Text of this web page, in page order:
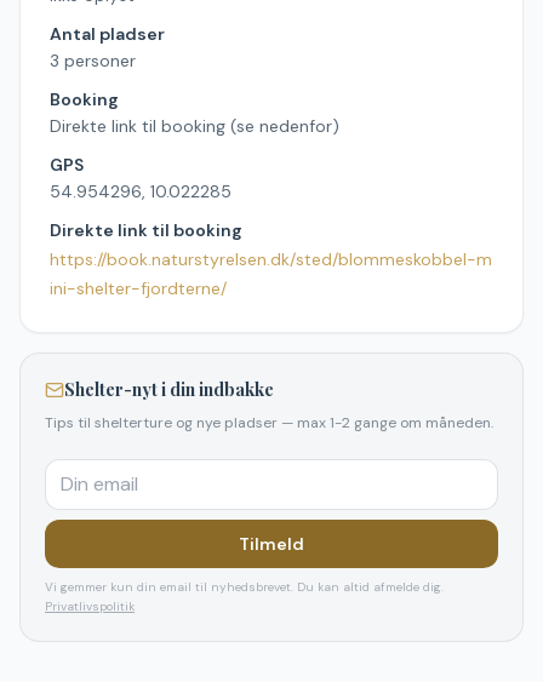
Antal pladser
3 personer
Booking
Direkte link til booking (se nedenfor)
GPS
54.954296, 10.022285
Direkte link til booking
https://book.naturstyrelsen.dk/sted/blommeskobbel-m
ini-shelter-fjordterne/
Shelter-nyt i din indbakke
Tips til shelterture og nye pladser — max 1-2 gange om måneden.
Tilmeld
Vi gemmer kun din email til nyhedsbrevet. Du kan altid afmelde dig.
Privatlivspolitik